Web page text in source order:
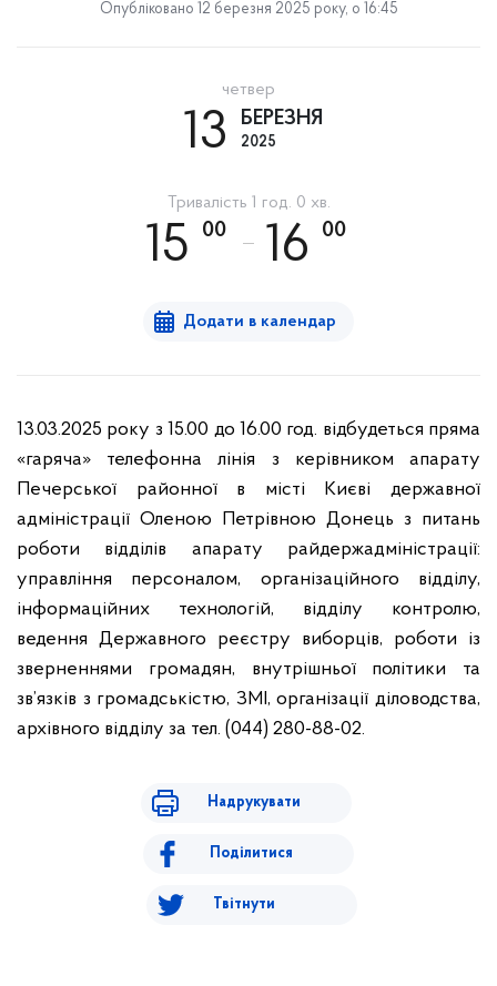
Опубліковано 12 березня 2025 року, о 16:45
четвер
13 БЕРЕЗНЯ
2025
Тривалість 1 год. 0 хв.
15 00 16 00
Додати в календар
13.03.2025 року з 15.00 до 16.00 год. відбудеться пряма
«гаряча» телефонна лінія з керівником апарату
Печерської районної в місті Києві державної
адміністрації Оленою Петрівною Донець з питань
роботи відділів апарату райдержадміністрації:
управління персоналом, організаційного відділу,
інформаційних технологій, відділу контролю,
ведення Державного реєстру виборців, роботи із
зверненнями громадян, внутрішньої політики та
зв’язків з громадськістю, ЗМІ, організації діловодства,
архівного відділу за тел. (044) 280-88-02.
Надрукувати
Поділитися
Твітнути